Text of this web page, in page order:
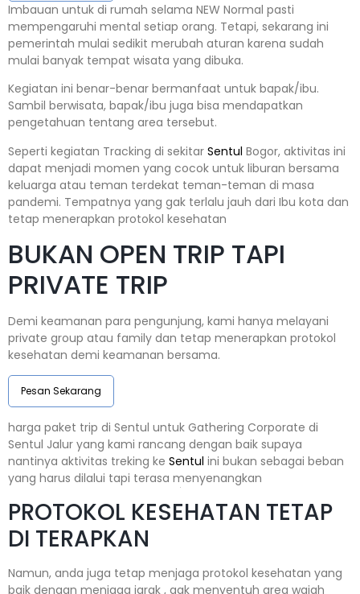
Imbauan untuk di rumah selama NEW Normal pasti
mempengaruhi mental setiap orang. Tetapi, sekarang ini
pemerintah mulai sedikit merubah aturan karena sudah
mulai banyak tempat wisata yang dibuka.
Kegiatan ini benar-benar bermanfaat untuk bapak/ibu.
Sambil berwisata, bapak/ibu juga bisa mendapatkan
pengetahuan tentang area tersebut.
Seperti kegiatan Tracking di sekitar Sentul Bogor, aktivitas ini
dapat menjadi momen yang cocok untuk liburan bersama
keluarga atau teman terdekat teman-teman di masa
pandemi. Tempatnya yang gak terlalu jauh dari Ibu kota dan
tetap menerapkan protokol kesehatan
BUKAN OPEN TRIP TAPI
PRIVATE TRIP
Demi keamanan para pengunjung, kami hanya melayani
private group atau family dan tetap menerapkan protokol
kesehatan demi keamanan bersama.
Pesan Sekarang
harga paket trip di Sentul untuk Gathering Corporate di
Sentul Jalur yang kami rancang dengan baik supaya
nantinya aktivitas treking ke Sentul ini bukan sebagai beban
yang harus dilalui tapi terasa menyenangkan
PROTOKOL KESEHATAN TETAP
DI TERAPKAN
Namun, anda juga tetap menjaga protokol kesehatan yang
baik dengan menjaga jarak , gak menyentuh area wajah